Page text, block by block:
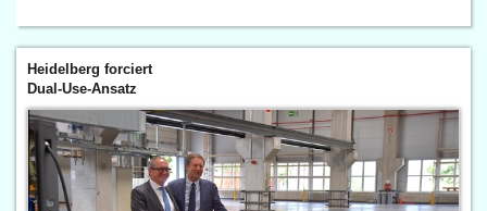
Heidelberg forciert
Dual-Use-Ansatz